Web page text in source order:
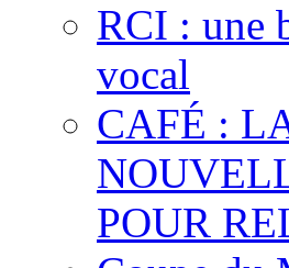
RCI : une
vocal
CAFÉ :
POUR